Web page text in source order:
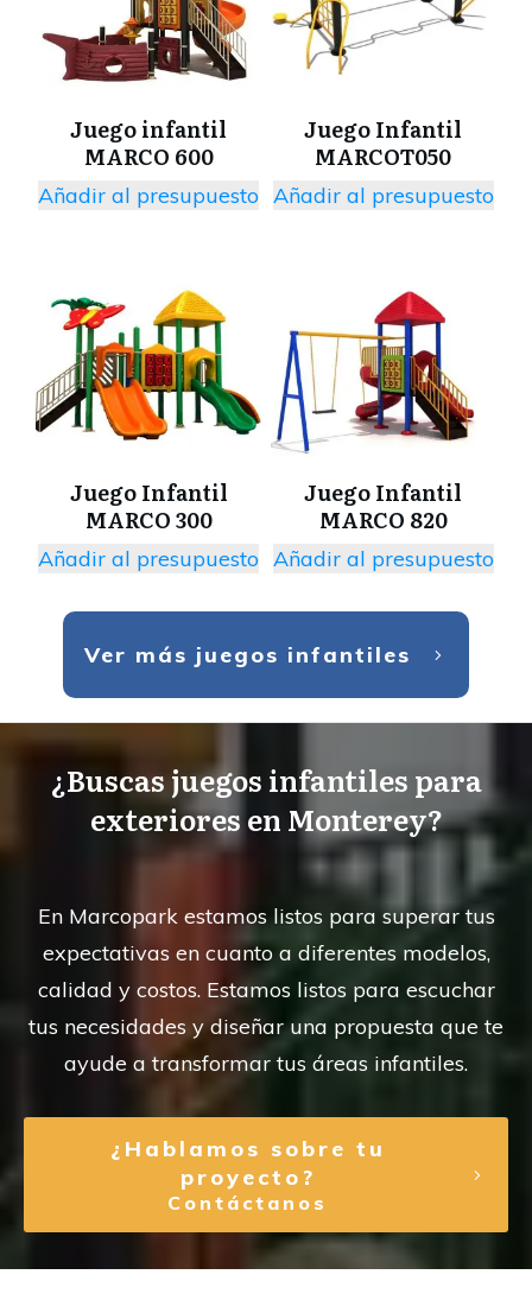
Juego infantil
MARCO 600
Añadir al presupuesto
Juego Infantil
MARCOT050
Añadir al presupuesto
Juego Infantil
MARCO 300
Añadir al presupuesto
Juego Infantil
MARCO 820
Añadir al presupuesto
Ver más juegos infantiles
¿Buscas juegos infantiles para
exteriores en Monterey?
En Marcopark estamos listos para superar tus
expectativas en cuanto a diferentes modelos,
calidad y costos. Estamos listos para escuchar
tus necesidades y diseñar una propuesta que te
ayude a transformar tus áreas infantiles.
¿Hablamos sobre tu
proyecto?
Contáctanos